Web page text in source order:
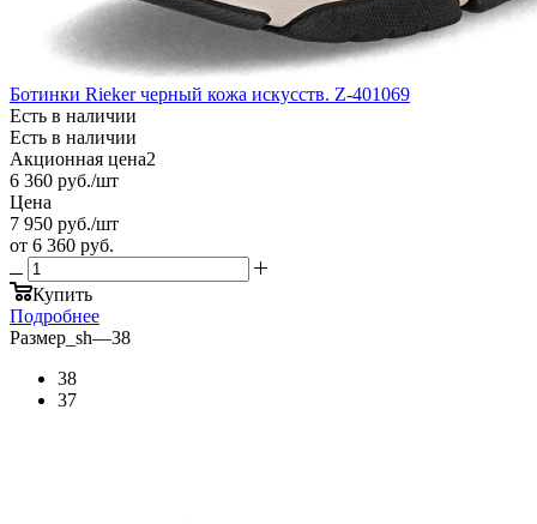
Ботинки Rieker черный кожа искусств. Z-401069
Есть в наличии
Есть в наличии
Акционная цена2
6 360 руб./шт
Цена
7 950 руб./шт
от 6 360 руб.
Купить
Подробнее
Размер_sh—38
38
37